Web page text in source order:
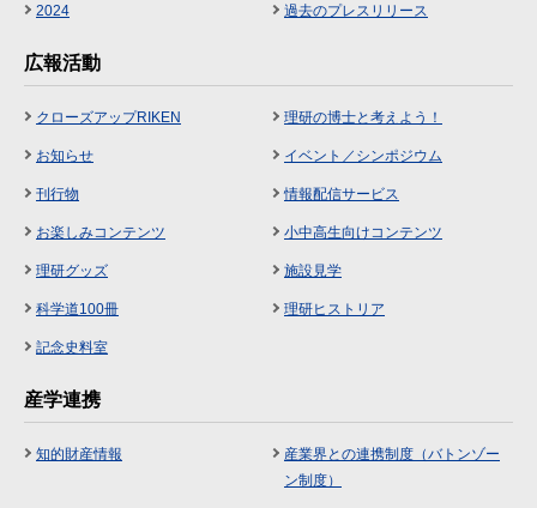
2024 過去のプレスリリース
広報活動
クローズアップRIKEN 理研の博士と考えよう！
お知らせ イベント／シンポジウム
刊行物 情報配信サービス
お楽しみコンテンツ 小中高生向けコンテンツ
理研グッズ 施設見学
科学道100冊 理研ヒストリア
記念史料室
産学連携
知的財産情報
産業界との連携制度（バトンゾー
ン制度）